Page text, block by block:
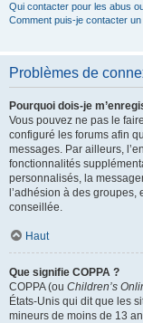
Qui contacter pour les abus
Comment puis-je contacter
Problèmes de
Pourquoi dois-je
Vous pouvez ne pas le
configuré les forums afin
messages. Par ailleurs,
fonctionnalités
personnalisés, la
l’adhésion à des groupes,
conseillée.
Haut
Que signifie COPPA ?
COPPA (ou Children’s
États-Unis qui dit que les
mineurs de moins de 13